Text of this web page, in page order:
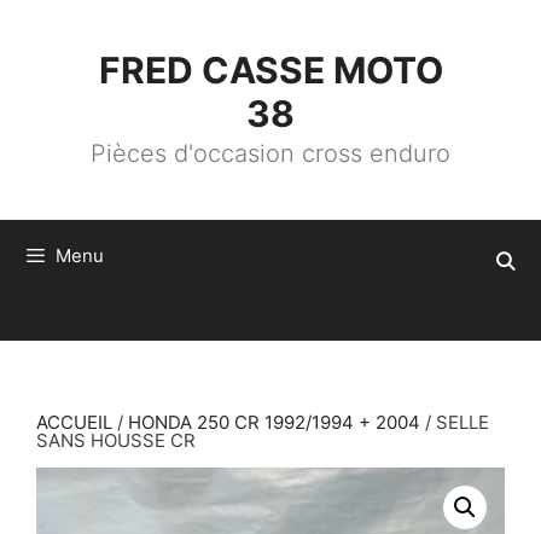
FRED CASSE MOTO
38
Pièces d'occasion cross enduro
Menu
ACCUEIL / HONDA 250 CR 1992/1994 + 2004 / SELLE
SANS HOUSSE CR